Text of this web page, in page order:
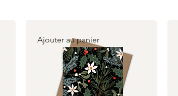
Ajouter au panier